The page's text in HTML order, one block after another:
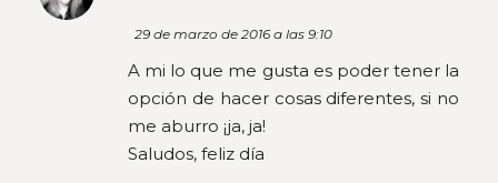
29 de marzo de 2016 a las 9:10
A mi lo que me gusta es poder tener la
opción de hacer cosas diferentes, si no
me aburro ¡ja, ja!
Saludos, feliz día